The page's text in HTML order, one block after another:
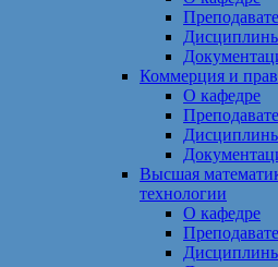
Коммерция и
О кафедре
Высшая
технологии
О кафедре